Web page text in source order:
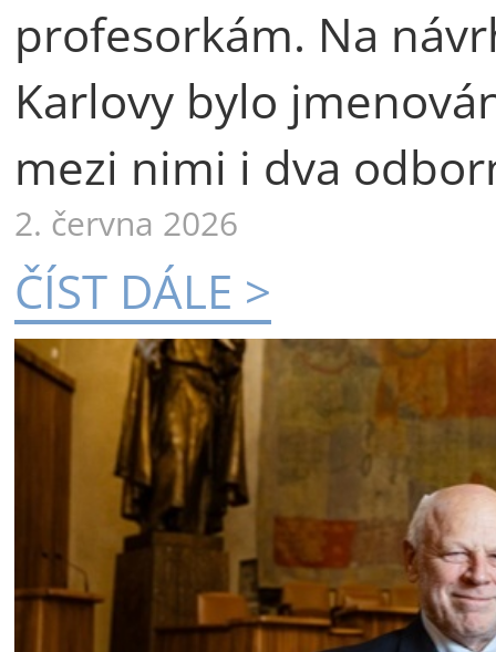
profesorkám. Na
Karlovy bylo
mezi nimi i dva
2. června 2026
ČÍST DÁLE >